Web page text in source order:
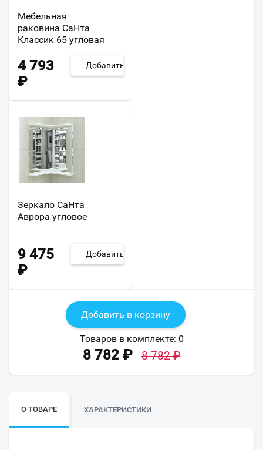
Мебельная
раковина СаНта
Классик 65 угловая
4 793
₽
Добавить
Зеркало СаНта
Аврора угловое
9 475
₽
Добавить
Добавить в корзину
Товаров в комплекте: 0
8 782₽ 8 782₽
О ТОВАРЕ ХАРАКТЕРИСТИКИ